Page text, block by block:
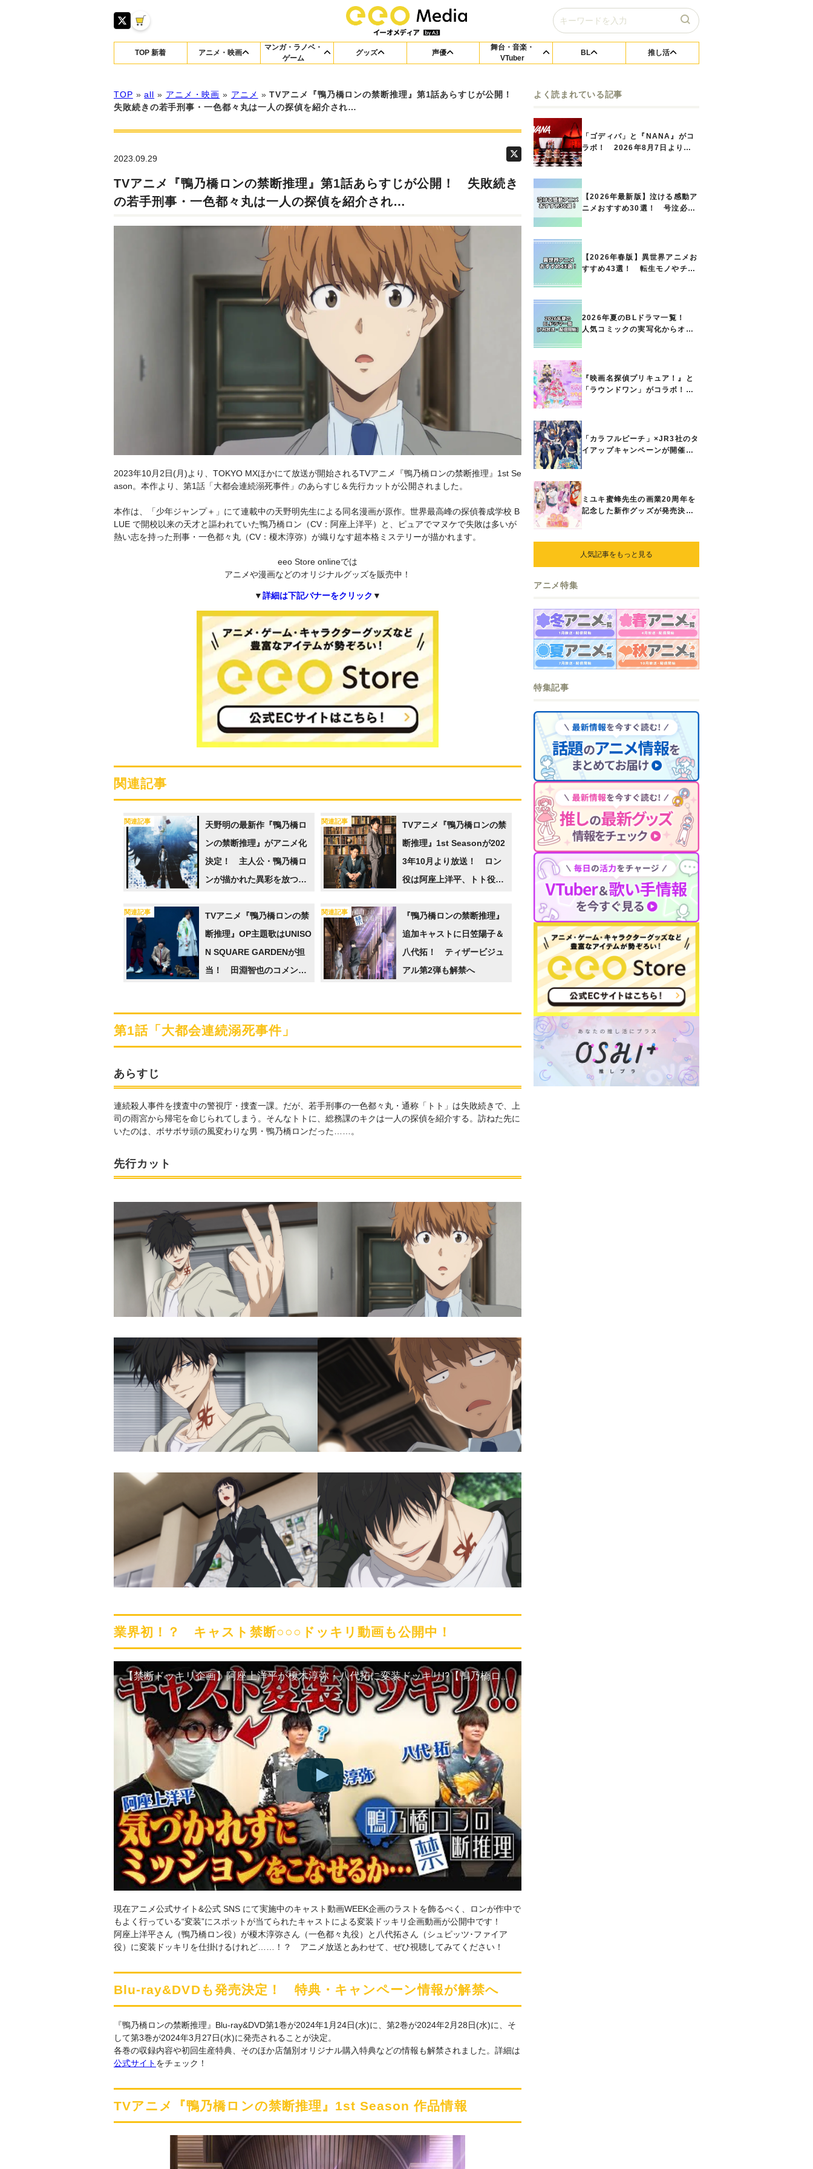
TOP 新着 アニメ・映画
マンガ・ラノベ・
ゲーム
グッズ 声優
舞台・音楽・
VTuber
BL 推し活
TOP »all » アニメ・映画 » アニメ »TVアニメ『鴨乃橋ロンの禁断推理』第1話あらすじが公開！
失敗続きの若手刑事・一色都々丸は一人の探偵を紹介され…
2023.09.29
TVアニメ『鴨乃橋ロンの禁断推理』第1話あらすじが公開！ 失敗続き
の若手刑事・一色都々丸は一人の探偵を紹介され…
2023年10月2日(月)より、TOKYO MXほかにて放送が開始されるTVアニメ『鴨乃橋ロンの禁断推理』1st Se
ason。本作より、第1話「大都会連続溺死事件」のあらすじ＆先行カットが公開されました。
本作は、「少年ジャンプ＋」にて連載中の天野明先生による同名漫画が原作。世界最高峰の探偵養成学校 B
LUE で開校以来の天才と謳われていた鴨乃橋ロン（CV：阿座上洋平）と、ピュアでマヌケで失敗は多いが
熱い志を持った刑事・一色都々丸（CV：榎木淳弥）が織りなす超本格ミステリーが描かれます。
eeo Store onlineでは
アニメや漫画などのオリジナルグッズを販売中！
▼詳細は下記バナーをクリック ▼
関連記事
関連記事
天野明の最新作『鴨乃橋ロ
ンの禁断推理』がアニメ化
決定！ 主人公・鴨乃橋ロ
ンが描かれた異彩を放つテ
ザーPVが公開
関連記事
TVアニメ『鴨乃橋ロンの禁
断推理』1st Seasonが202
3年10月より放送！ ロン
役は阿座上洋平、トト役は
関連記事
TVアニメ『鴨乃橋ロンの禁
断推理』OP主題歌はUNISO
N SQUARE GARDENが担
当！ 田淵智也のコメント
関連記事
『鴨乃橋ロンの禁断推理』
追加キャストに日笠陽子＆
八代拓！ ティザービジュ
アル第2弾も解禁へ
第1話「大都会連続溺死事件」
あらすじ
連続殺人事件を捜査中の警視庁・捜査一課。だが、若手刑事の一色都々丸・通称「トト」は失敗続きで、上
司の雨宮から帰宅を命じられてしまう。そんなトトに、総務課のキクは一人の探偵を紹介する。訪ねた先に
いたのは、ボサボサ頭の風変わりな男・鴨乃橋ロンだった……。
先行カット
業界初！？ キャスト禁断○○○ドッキリ動画も公開中！
【禁断ドッキリ企画】阿座上洋平が榎木淳弥・八代拓に変装ドッキリ!?【鴨乃橋ロンの禁断推理】
現在アニメ公式サイト&公式 SNS にて実施中のキャスト動画WEEK企画のラストを飾るべく、ロンが作中で
もよく行っている“変装”にスポットが当てられたキャストによる変装ドッキリ企画動画が公開中です！
阿座上洋平さん（鴨乃橋ロン役）が榎木淳弥さん（一色都々丸役）と八代拓さん（シュピッツ･ファイア
役）に変装ドッキリを仕掛けるけれど……！？ アニメ放送とあわせて、ぜひ視聴してみてください！
Blu-ray&DVDも発売決定！ 特典・キャンペーン情報が解禁へ
『鴨乃橋ロンの禁断推理』Blu-ray&DVD第1巻が2024年1月24日(水)に、第2巻が2024年2月28日(水)に、そ
して第3巻が2024年3月27日(水)に発売されることが決定。
各巻の収録内容や初回生産特典、そのほか店舗別オリジナル購入特典などの情報も解禁されました。詳細は
公式サイト をチェック！
TVアニメ『鴨乃橋ロンの禁断推理』1st Season 作品情報
よく読まれている記事
「ゴディバ」と『NANA』がコ
ラボ！ 2026年8月7日よりシ
【2026年最新版】泣ける感動ア
ニメおすすめ30選！ 号泣必須
【2026年春版】異世界アニメお
すすめ43選！ 転生モノやチー
2026年夏のBLドラマ一覧！
人気コミックの実写化からオリ
『映画名探偵プリキュア！』と
「ラウンドワン」がコラボ！
「カラフルピーチ」×JR3社のタ
イアップキャンペーンが開催決
ミユキ蜜蜂先生の画業20周年を
記念した新作グッズが発売決
ら、ときめくアイテムが登場♪
人気記事をもっと見る
アニメ特集
特集記事